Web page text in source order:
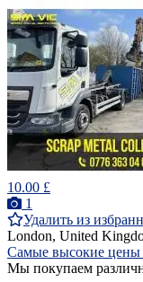
10.00 £
1
Удалить из
London, United
Самые высокие цены
Мы покупаем